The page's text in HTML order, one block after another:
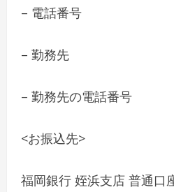
– 電話番号
– 勤務先
– 勤務先の電話番号
<お振込先>
福岡銀行 姪浜支店 普通口